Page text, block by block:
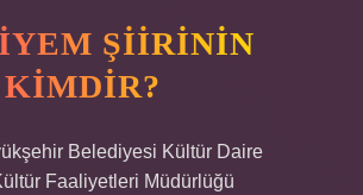
ŞIIRININ
Belediyesi Kültür Daire
Faaliyetleri Müdürlüğü